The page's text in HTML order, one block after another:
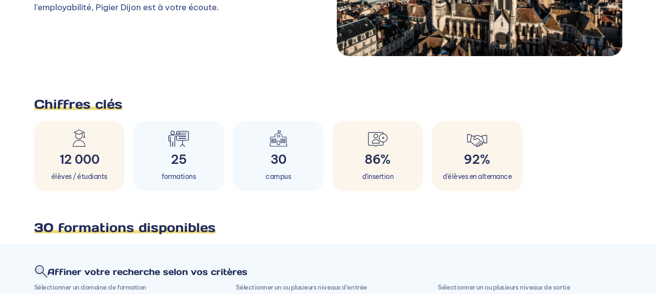
l'employabilité, Pigier Dijon est à votre écoute.
Chiffres clés
12 000
élèves / étudiants
25
formations
30
campus
86%
d'insertion
92%
d'élèves en alternance
30 formations disponibles
Affiner votre recherche selon vos critères
Sélectionner un domaine de formation Sélectionner un ou plusieurs niveaux d’entrée Sélectionner un ou plusieurs niveaux de sortie